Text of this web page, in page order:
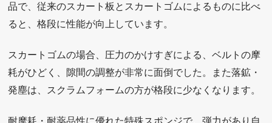
品で、従来のスカート板とスカートゴムによるものに比べ
ると、格段に性能が向上しています。
スカートゴムの場合、圧力のかけすぎによる、ベルトの摩
耗がひどく、隙間の調整が非常に面倒でした。また落鉱・
発塵は、スクラムフォームの方が格段に少なくなります。